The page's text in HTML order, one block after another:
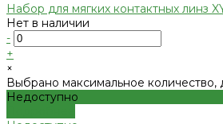
Набор для мягких контактных линз
Нет в наличии
-
+
×
Выбрано максимальное количество,
Недоступно